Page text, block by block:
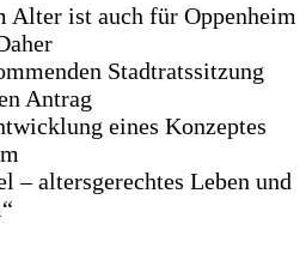
Alter ist auch für Oppenheim
Stadtratssitzung
Antrag
eines Konzeptes
– altersgerechtes Leben und